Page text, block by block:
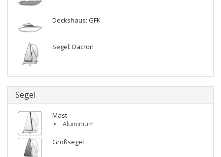
Deckshaus: GFK
Segel: Dacron
Segel
Mast
Aluminium
Großsegel